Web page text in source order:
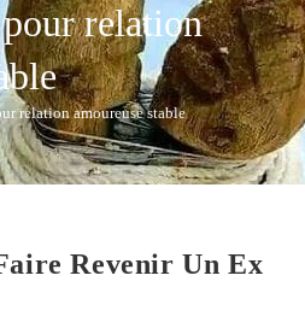
relation
relation amoureuse stable
Revenir Un Ex